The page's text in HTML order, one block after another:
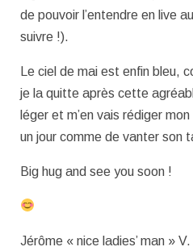
de pouvoir l’entendre en live
suivre !).
Le ciel de mai est enfin bleu,
je la quitte après cette
léger et m’en vais rédiger
un jour comme de vanter son
Big hug and see you soon !
Jérôme « nice ladies’ man » V.